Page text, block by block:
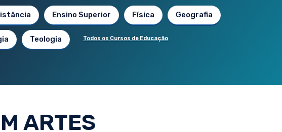
Ensino Superior Física Geografia
Teologia Todos os Cursos de Educação
ARTES